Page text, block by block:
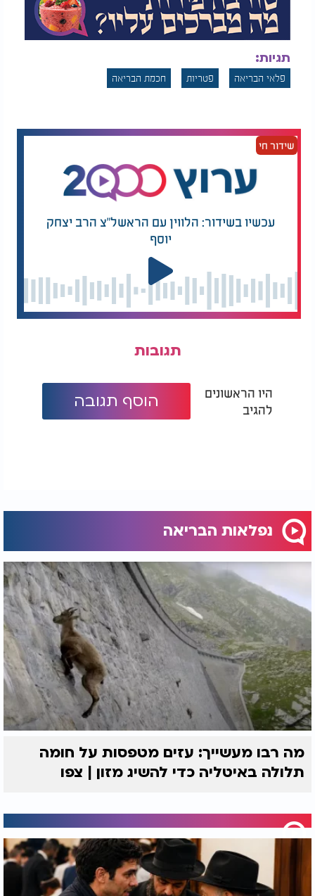
תגיות:
פלאי הבריאה פטריות חכמת הבריאה
שידור חי
עכשיו בשידור: הלווין עם הראשל"צ הרב יצחק
יוסף
תגובות
היו הראשונים
להגיב
הוסף תגובה
נפלאות הבריאה
מה רבו מעשייך: עזים מטפסות על חומה
תלולה באיטליה כדי להשיג מזון | צפו